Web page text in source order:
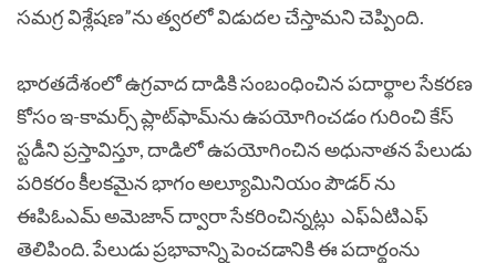
సమగ్ర విశ్లేషణ”ను త్వరలో విడుదల చేస్తామని చెప్పింది.
భారతదేశంలో ఉగ్రవాద దాడికి సంబంధించిన పదార్థాల సేకరణ
కోసం ఇ-కామర్స్ ప్లాట్‌ఫామ్‌ను ఉపయోగించడం గురించి కేస్
స్టడీని ప్రస్తావిస్తూ, దాడిలో ఉపయోగించిన అధునాతన పేలుడు
పరికరం కీలకమైన భాగం అల్యూమినియం పౌడర్ ను
ఈపిఓఎమ్ అమెజాన్ ద్వారా సేకరించిన్నట్లు ఎఫ్ఏటిఎఫ్
తెలిపింది. పేలుడు ప్రభావాన్ని పెంచడానికి ఈ పదార్థంను